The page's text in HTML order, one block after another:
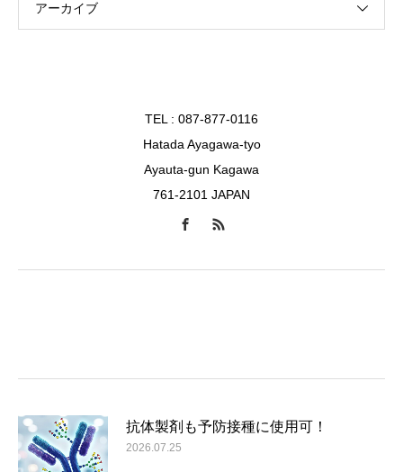
アーカイブ
TEL : 087-877-0116
Hatada Ayagawa-tyo
Ayauta-gun Kagawa
761-2101 JAPAN
抗体製剤も予防接種に使用可！
2026.07.25